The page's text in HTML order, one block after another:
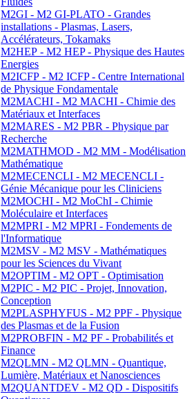
M2GI - M2 GI-PLATO - Grandes
installations - Plasmas, Lasers,
Accélérateurs, Tokamaks
M2HEP - M2 HEP - Physique des Hautes
Energies
M2ICFP - M2 ICFP - Centre International
de Physique Fondamentale
M2MACHI - M2 MACHI - Chimie des
Matériaux et Interfaces
M2MARES - M2 PBR - Physique par
Recherche
M2MATHMOD - M2 MM - Modélisation
Mathématique
M2MECENCLI - M2 MECENCLI -
Génie Mécanique pour les Cliniciens
M2MOCHI - M2 MoChI - Chimie
Moléculaire et Interfaces
M2MPRI - M2 MPRI - Fondements de
l'Informatique
M2MSV - M2 MSV - Mathématiques
pour les Sciences du Vivant
M2OPTIM - M2 OPT - Optimisation
M2PIC - M2 PIC - Projet, Innovation,
Conception
M2PLASPHYFUS - M2 PPF - Physique
des Plasmas et de la Fusion
M2PROBFIN - M2 PF - Probabilités et
Finance
M2QLMN - M2 QLMN - Quantique,
Lumière, Matériaux et Nanosciences
M2QUANTDEV - M2 QD - Dispositifs